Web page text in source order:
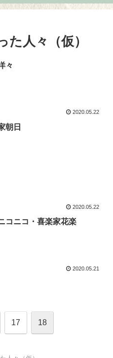
た人々（仮）
々
2020.05.22
朝日
2020.05.22
コニコ・喜楽家花楽
2020.05.21
17 18